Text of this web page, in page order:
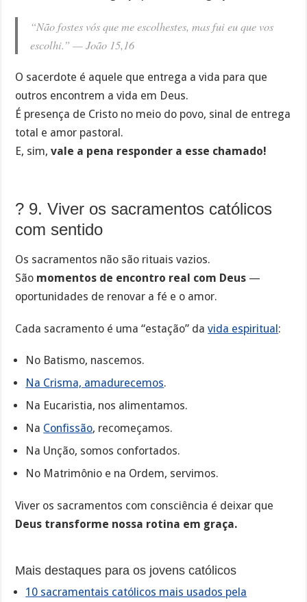
“Não fostes vós que me escolhestes, mas fui eu que vos
escolhi.” —João 15,16
O sacerdote é aquele que entrega a vida para que
outros encontrem a vida em Deus.
É presença de Cristo no meio do povo, sinal de entrega
total e amor pastoral.
E, sim,vale a pena responder a esse chamado!
? 9. Viver os sacramentos católicos
com sentido
Os sacramentos não são rituais vazios.
São momentos de encontro real com Deus —
oportunidades de renovar a fé e o amor.
Cada sacramento é uma “estação” davida espiritual :
No Batismo, nascemos.
Na Crisma, amadurecemos.
Na Eucaristia, nos alimentamos.
Na Confissão, recomeçamos.
Na Unção, somos confortados.
No Matrimônio e na Ordem, servimos.
Viver os sacramentos com consciência é deixar que
Deus transforme nossa rotina em graça.
Mais destaques para os jovens católicos
10 sacramentais católicos mais usados pela